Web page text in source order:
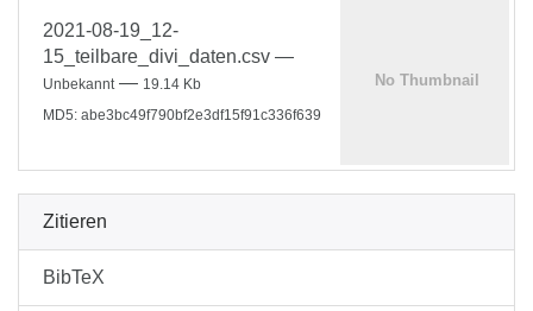
2021-08-19_12-
15_teilbare_divi_daten.csv —
Unbekannt — 19.14 Kb
MD5: abe3bc49f790bf2e3df15f91c336f639
Zitieren
BibTeX